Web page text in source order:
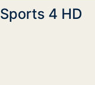
4 HD